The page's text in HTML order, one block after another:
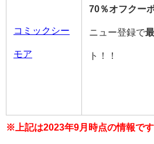
コミックシー
モア
70％オフクー
ニュー登録で
ト！！
※上記は2023年9月時点の情報です